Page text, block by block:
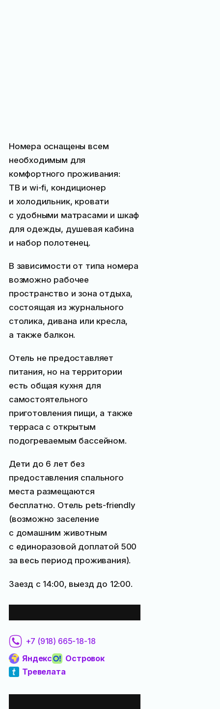
Номера оснащены всем
необходимым для
комфортного проживания:
ТВ и wi-fi, кондиционер
и холодильник, кровати
с удобными матрасами и шкаф
для одежды, душевая кабина
и набор полотенец.
В зависимости от типа номера
возможно рабочее
пространство и зона отдыха,
состоящая из журнального
столика, дивана или кресла,
а также балкон.
Отель не предоставляет
питания, но на территории
есть общая кухня для
самостоятельного
приготовления пищи, а также
терраса с открытым
подогреваемым бассейном.
Дети до 6 лет без
предоставления спального
места размещаются
бесплатно. Отель pets-friendly
(возможно заселение
с домашним животным
с единоразовой доплатой 500
за весь период проживания).
Заезд с 14:00, выезд до 12:00.
+7 (918) 665-18-18
Яндекс
Островок
Тревелата